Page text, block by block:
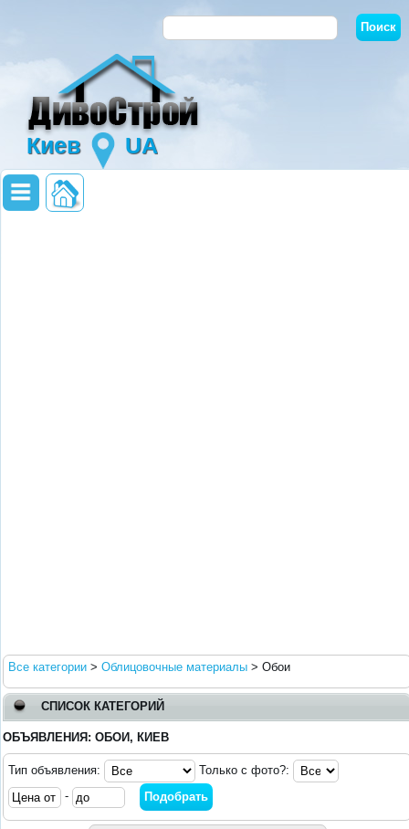
Киев UA
Все категории > Облицовочные материалы > Обои
СПИСОК КАТЕГОРИЙ
ОБЪЯВЛЕНИЯ: ОБОИ, КИЕВ
Тип объявления:
Только с фото?:
-